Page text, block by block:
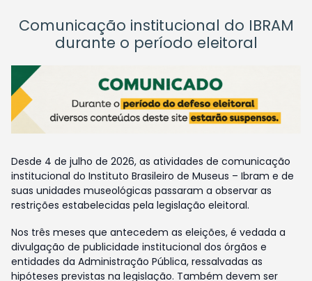
Comunicação institucional do IBRAM
durante o período eleitoral
Desde 4 de julho de 2026, as atividades de comunicação
institucional do Instituto Brasileiro de Museus – Ibram e de
suas unidades museológicas passaram a observar as
restrições estabelecidas pela legislação eleitoral.
Nos três meses que antecedem as eleições, é vedada a
divulgação de publicidade institucional dos órgãos e
entidades da Administração Pública, ressalvadas as
hipóteses previstas na legislação. Também devem ser